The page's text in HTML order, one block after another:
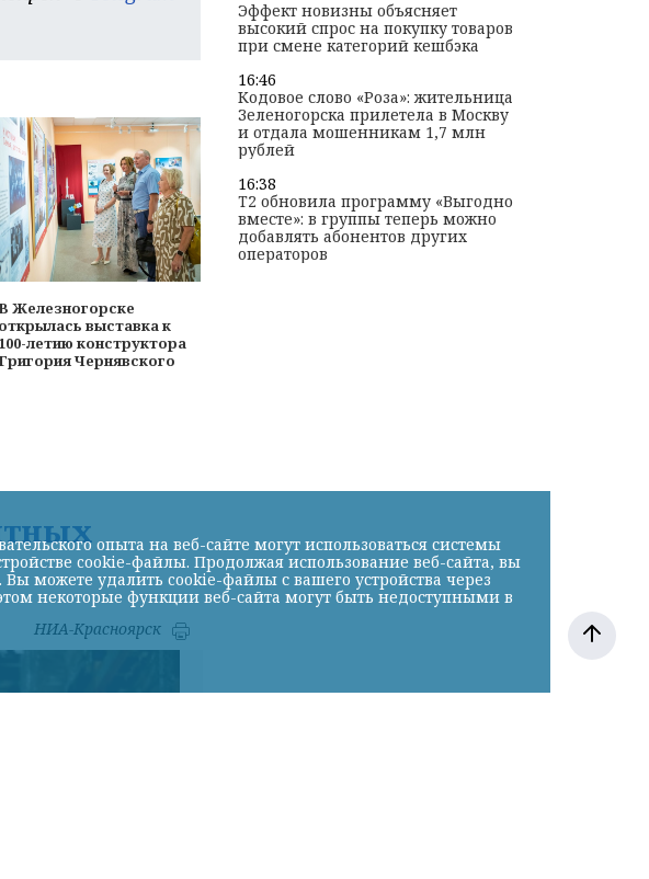
В Железногорске
открылась выставка к
летию конструктора
Григория Чернявского
НИА-Красноярск
Эффект новизны объясняет
высокий спрос на покупку товаров
при смене категорий кешбэка
16:46
Кодовое слово «Роза»: жительница
Зеленогорска прилетела в Москву
и отдала мошенникам 1,7 млн
рублей
16:38
T2 обновила программу «Выгодно
вместе»: в группы теперь можно
добавлять абонентов других
операторов
опыта на веб-сайте могут использоваться системы
cookie-файлы. Продолжая использование веб-сайта, вы
можете удалить cookie-файлы с вашего устройства через
некоторые функции веб-сайта могут быть недоступными в